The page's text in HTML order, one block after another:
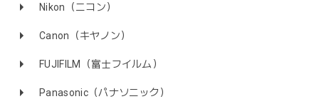
Nikon（ニコン）
Canon（キヤノン）
FUJIFILM（富士フイルム）
Panasonic（パナソニック）